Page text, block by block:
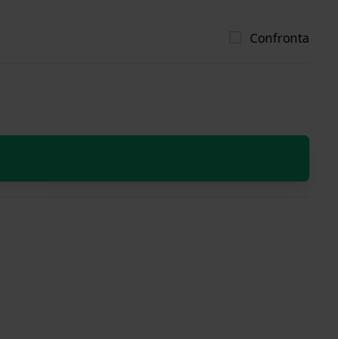
Confronta